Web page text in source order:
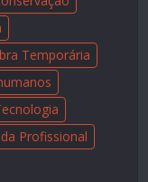
Temporária
Profissional